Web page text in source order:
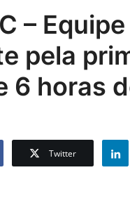
–
pela
6 horas
Twitter